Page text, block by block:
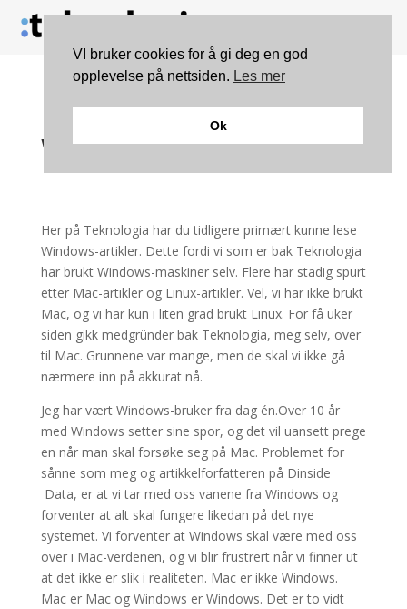
Kommentar: fra
Windows til Mac
Her på Teknologia har du tidligere primært kunne lese
Windows-artikler. Dette fordi vi som er bak Teknologia
har brukt Windows-maskiner selv. Flere har stadig spurt
etter Mac-artikler og Linux-artikler. Vel, vi har ikke brukt
Mac, og vi har kun i liten grad brukt Linux. For få uker
siden gikk medgründer bak Teknologia, meg selv, over
til Mac. Grunnene var mange, men de skal vi ikke gå
nærmere inn på akkurat nå.
Jeg har vært Windows-bruker fra dag én.Over 10 år
med Windows setter sine spor, og det vil uansett prege
en når man skal forsøke seg på Mac. Problemet for
sånne som meg og artikkelforfatteren på Dinside
Data, er at vi tar med oss vanene fra Windows og
forventer at alt skal fungere likedan på det nye
systemet. Vi forventer at Windows skal være med oss
over i Mac-verdenen, og vi blir frustrert når vi finner ut
at det ikke er slik i realiteten. Mac er ikke Windows.
Mac er Mac og Windows er Windows. Det er to vidt
VI bruker cookies for å gi deg en god
opplevelse på nettsiden. Les mer
Ok